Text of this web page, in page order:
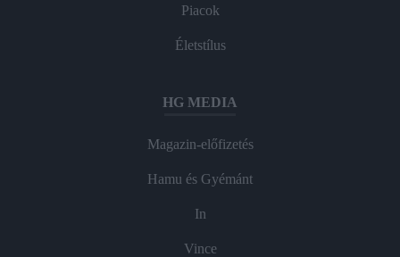
Piacok
Életstílus
HG MEDIA
Magazin-előfizetés
Hamu és Gyémánt
In
Vince